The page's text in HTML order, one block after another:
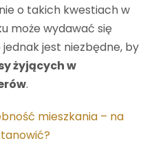
o takich kwestiach w
może wydawać się
jest niezbędne, by
żyjących w
.
mieszkania – na